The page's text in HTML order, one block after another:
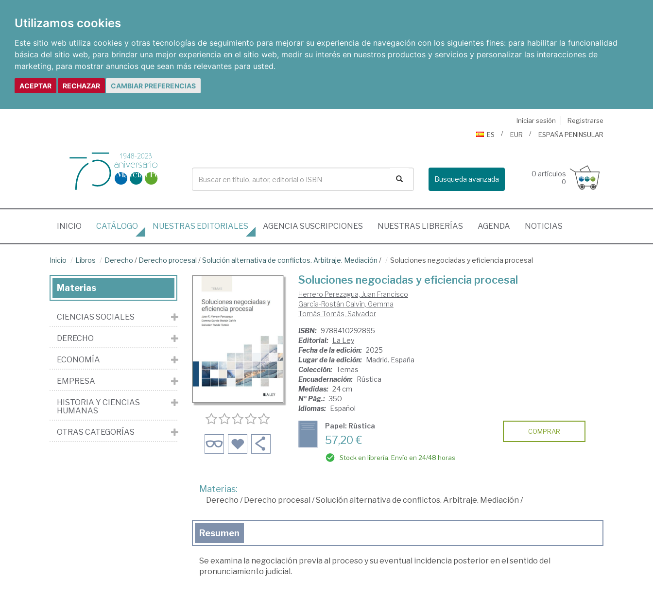
Utilizamos cookies
Este sitio web utiliza cookies y otras tecnologías de seguimiento para mejorar su experiencia de navegación con los siguientes fines: para habilitar la funcionalidad
básica del sitio web, para brindar una mejor experiencia en el sitio web, medir su interés en nuestros productos y servicios y personalizar las interacciones de
marketing, para mostrar anuncios que sean más relevantes para usted.
ACEPTAR RECHAZAR CAMBIAR PREFERENCIAS
Iniciar sesión
Registrarse
ES
EUR ESPAÑA PENINSULAR
Busqueda avanzada
0 artículos
0
INICIO (CURRENT)
CATÁLOGO NUESTRAS EDITORIALES AGENCIA SUSCRIPCIONES NUESTRAS LIBRERÍAS AGENDA NOTICIAS
Inicio Libros Derecho / Derecho procesal /Solución alternativa de conflictos. Arbitraje. Mediación / Soluciones negociadas y eficiencia procesal
Soluciones negociadas y eficiencia procesal
Herrero Perezagua, Juan Francisco
García-Rostán Calvín, Gemma
Tomás Tomás, Salvador
ISBN: 9788410292895
Editorial: La Ley
Fecha de la edición: 2025
Lugar de la edición: Madrid. España
Colección: Temas
Encuadernación: Rústica
Medidas: 24 cm
Nº Pág.: 350
Idiomas: Español
Papel: Rústica
57,20 €
Stock en librería. Envío en 24/48 horas
COMPRAR
Materias:
Derecho /Derecho procesal /Solución alternativa de conflictos. Arbitraje. Mediación /
Resumen
Se examina la negociación previa al proceso y su eventual incidencia posterior en el sentido del
pronunciamiento judicial.
Materias
CIENCIAS SOCIALES
DERECHO
ECONOMÍA
EMPRESA
HISTORIA Y CIENCIAS
HUMANAS
OTRAS CATEGORÍAS